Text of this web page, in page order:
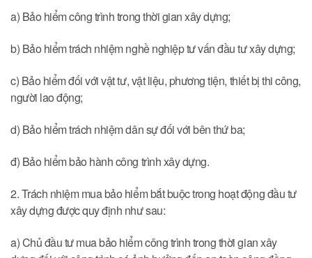
a) Bảo hiểm công trình trong thời gian xây dựng;
b) Bảo hiểm trách nhiệm nghề nghiệp tư vấn đầu tư xây dựng;
c) Bảo hiểm đối với vật tư, vật liệu, phương tiện, thiết bị thi công,
người lao động;
d) Bảo hiểm trách nhiệm dân sự đối với bên thứ ba;
đ) Bảo hiểm bảo hành công trình xây dựng.
2. Trách nhiệm mua bảo hiểm bắt buộc trong hoạt động đầu tư
xây dựng được quy định như sau:
a) Chủ đầu tư mua bảo hiểm công trình trong thời gian xây